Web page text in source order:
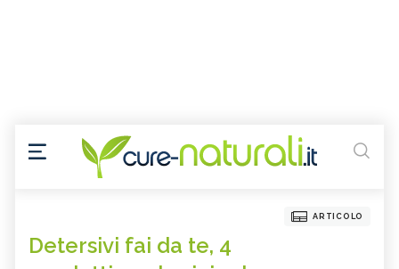
ARTICOLO
Detersivi fai da te, 4